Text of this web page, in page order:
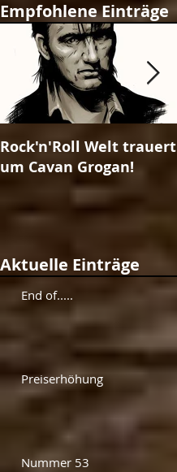
Empfohlene Einträge
Rock'n'Roll Welt trauert
um Cavan Grogan!
Aktuelle Einträge
End of.....
Preiserhöhung
Nummer 53